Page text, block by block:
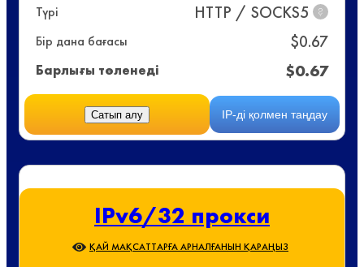
Түрі HTTP / SOCKS5 ?
Бір дана бағасы $0.67
Барлығы төленеді $0.67
IP-ді қолмен таңдау
Сатып алу
IPv6/32 прокси
ҚАЙ МАҚСАТТАРҒА АРНАЛҒАНЫН ҚАРАҢЫЗ